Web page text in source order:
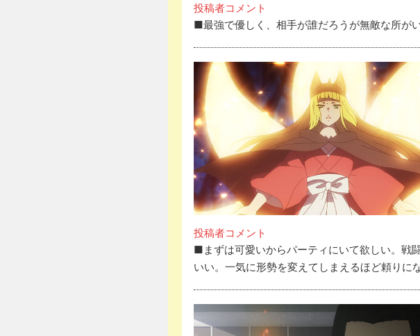
投稿者コメント
■最強で優しく、相手が誰だろうが無敵な所が
投稿者コメント
■まずは可愛いからパーティにいて欲しい。戦
いい。一気に形勢を変えてしまえるほど頼りにな